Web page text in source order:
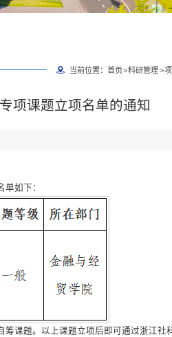
当前位置： 首页>科研管理>
项课题立项名单的通知
如下：
课题。以上课题立项后即可通过浙江社